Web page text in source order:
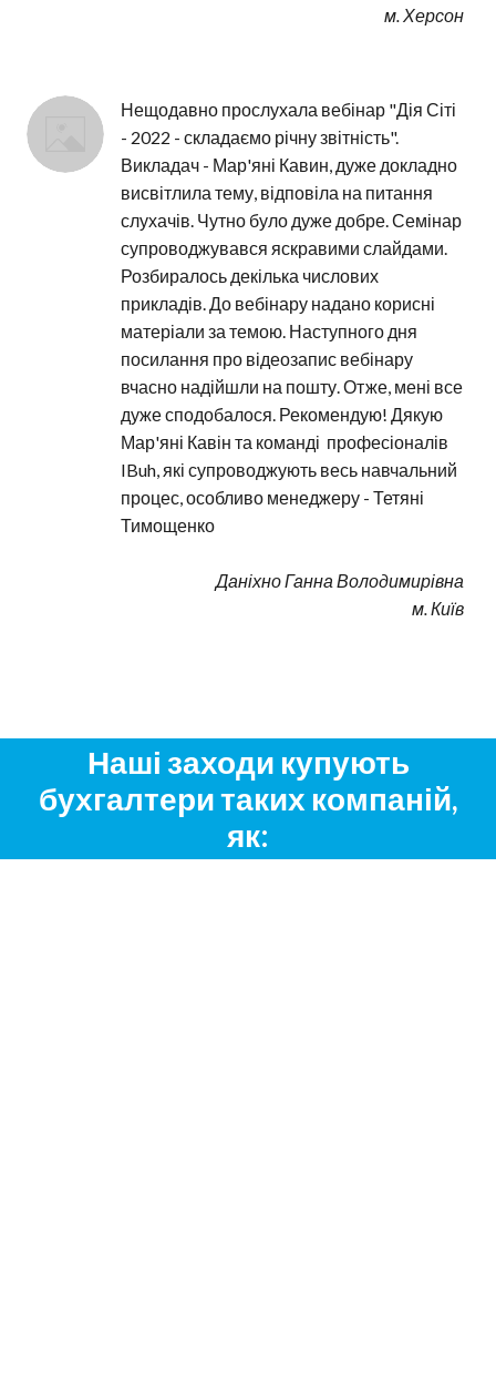
м. Херсон
Нещодавно прослухала вебінар "Дія Сіті
- 2022 - складаємо річну звітність".
Викладач - Мар'яні Кавин, дуже докладно
висвітлила тему, відповіла на питання
слухачів. Чутно було дуже добре. Семінар
супроводжувався яскравими слайдами.
Розбиралось декілька числових
прикладів. До вебінару надано корисні
матеріали за темою. Наступного дня
посилання про відеозапис вебінару
вчасно надійшли на пошту. Отже, мені все
дуже сподобалося. Рекомендую! Дякую
Мар'яні Кавін та команді  професіоналів
IBuh, які супроводжують весь навчальний
процес, особливо менеджеру - Тетяні
Тимощенко
Даніхно Ганна Володимирівна
м. Київ
Наші заходи купують
бухгалтери таких компаній,
як: